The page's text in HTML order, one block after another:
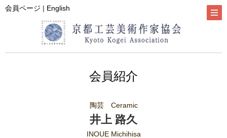
会員ページ | English
会員紹介
陶芸 Ceramic
井上 路久
INOUE Michihisa